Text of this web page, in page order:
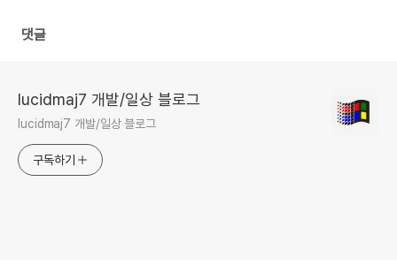
댓글
lucidmaj7 개발/일상 블로그
lucidmaj7 개발/일상 블로그
구독하기